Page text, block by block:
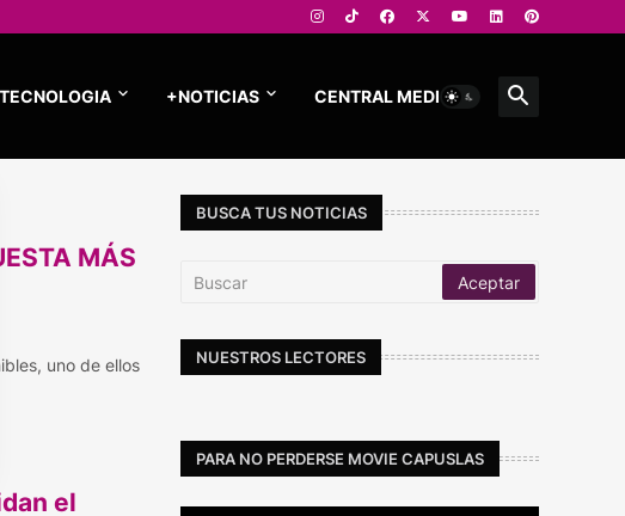
TECNOLOGIA +NOTICIAS CENTRAL MEDIOS
MÁS
uno de ellos
el
BUSCA TUS NOTICIAS
NUESTROS LECTORES
PARA NO PERDERSE MOVIE CAPUSLAS